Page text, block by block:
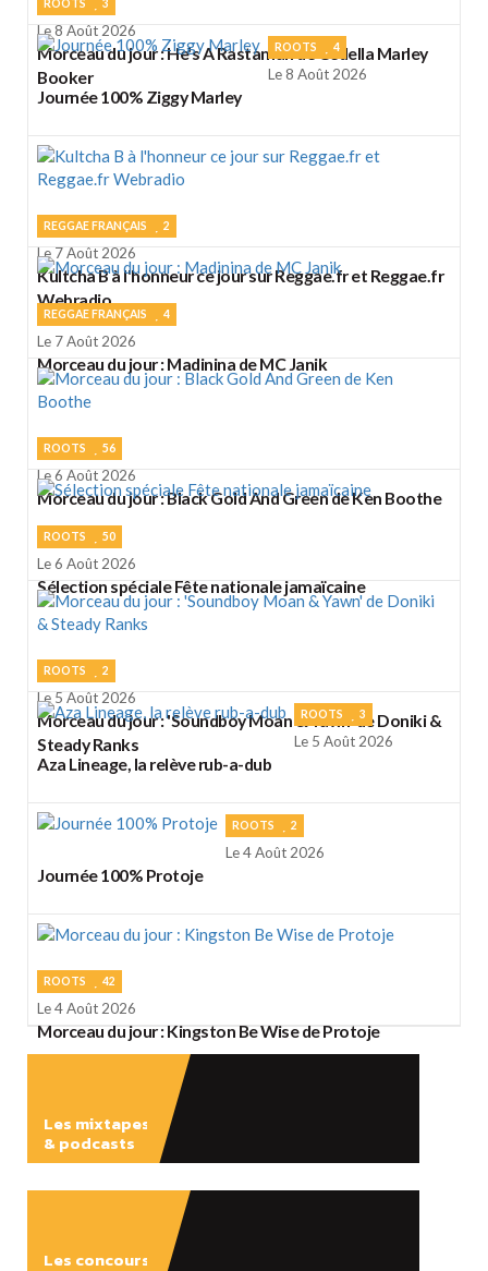
ROOTS 3
Le 8 Août 2026
Morceau du jour : He's A Rastaman de Cedella Marley
Booker
ROOTS 4
Le 8 Août 2026
Journée 100% Ziggy Marley
REGGAE FRANÇAIS 2
Le 7 Août 2026
Kultcha B à l'honneur ce jour sur Reggae.fr et Reggae.fr
Webradio
REGGAE FRANÇAIS 4
Le 7 Août 2026
Morceau du jour : Madinina de MC Janik
ROOTS 56
Le 6 Août 2026
Morceau du jour : Black Gold And Green de Ken Boothe
ROOTS 50
Le 6 Août 2026
Sélection spéciale Fête nationale jamaïcaine
ROOTS 2
Le 5 Août 2026
Morceau du jour : 'Soundboy Moan & Yawn' de Doniki &
Steady Ranks
ROOTS 3
Le 5 Août 2026
Aza Lineage, la relève rub-a-dub
ROOTS 2
Le 4 Août 2026
Journée 100% Protoje
ROOTS 42
Le 4 Août 2026
Morceau du jour : Kingston Be Wise de Protoje
Les mixtapes
& podcasts
Les concours